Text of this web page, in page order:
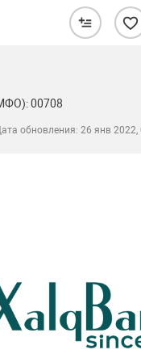
00708
обновления: 26 янв 2022,